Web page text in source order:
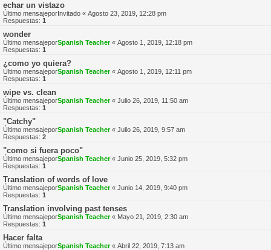
echar un vistazo
Último mensajeporInvitado « Agosto 23, 2019, 12:28 pm
Respuestas: 1
wonder
Último mensajeporSpanish Teacher« Agosto 1, 2019, 12:18 pm
Respuestas: 1
¿como yo quiera?
Último mensajeporSpanish Teacher« Agosto 1, 2019, 12:11 pm
Respuestas: 1
wipe vs. clean
Último mensajeporSpanish Teacher« Julio 26, 2019, 11:50 am
Respuestas: 1
"Catchy"
Último mensajeporSpanish Teacher« Julio 26, 2019, 9:57 am
Respuestas: 2
"como si fuera poco"
Último mensajeporSpanish Teacher« Junio 25, 2019, 5:32 pm
Respuestas: 1
Translation of words of love
Último mensajeporSpanish Teacher« Junio 14, 2019, 9:40 pm
Respuestas: 1
Translation involving past tenses
Último mensajeporSpanish Teacher« Mayo 21, 2019, 2:30 am
Respuestas: 1
Hacer falta
Último mensajeporSpanish Teacher« Abril 22, 2019, 7:13 am